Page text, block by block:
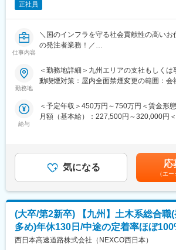
変更の範囲：会社の定める業務
に着手。
今から100年先の豊かな未来づくりを進め
■入社後について
しっかりサポートいたしますので、ご安心
利用可能と、ワークライフバランスの整っ
です。
・工事の計画もある程度決まっているため
いです。
・夜勤：
ごく一部の部署では夜勤が多いケースもあ
５～10回程度と少なめになります。
・転勤：
転勤は可能性がありますが、子供が生まれ
正社員
仕事内容
＼国のインフラを守る社会貢献性の高い
の発注者業務！／
少なめ！夜勤少なめ
＊定着率90％以上！中途の定着率ほぼ100
■職務内容：
発注者の立場として、高速道路の保全・建
■キャリアプラン
◎ジョブローテーションでいくつかの勤務
来的には役職者としてのご活躍を想定して
■ミッション
西日本エリアの高速道路の維持管理・建設
暮らしを支えている NEXCO西日本。
高速道路は開通から30年を越えており、老
そこで当社は2016年より「高速道路リニュ
勤務地
＜勤務地詳細＞九州エリアの支社もしく
動喫煙対策：屋内全面禁煙変更の範囲：会
給与
＜予定年収＞450万円～750万円＜賃金形
月額（基本給）：227,500円～320,000円
性があります。月給(月額)は固定手当を含
気になる 応
（エ
(大卒/第2新卒) 【九州】土木系総合職
多め)年休130日/中途の定着率ほぼ
西日本高速道路株式会社（NEXCO西日本）